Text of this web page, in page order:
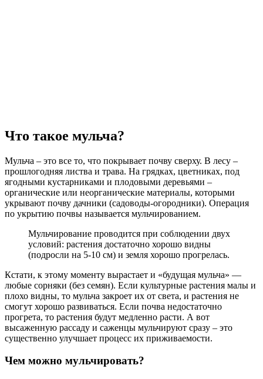
Что такое мульча?
Мульча – это все то, что покрывает почву сверху. В лесу –
прошлогодняя листва и трава. На грядках, цветниках, под
ягодными кустарниками и плодовыми деревьями –
органические или неорганические материалы, которыми
укрывают почву дачники (садоводы-огородники). Операция
по укрытию почвы называется мульчированием.
Мульчирование проводится при соблюдении двух
условий: растения достаточно хорошо видны
(подросли на 5-10 см) и земля хорошо прогрелась.
Кстати, к этому моменту вырастает и «будущая мульча» —
любые сорняки (без семян). Если культурные растения малы и
плохо видны, то мульча закроет их от света, и растения не
смогут хорошо развиваться. Если почва недостаточно
прогрета, то растения будут медленно расти. А вот
высаженную рассаду и саженцы мульчируют сразу – это
существенно улучшает процесс их приживаемости.
Чем можно мульчировать?